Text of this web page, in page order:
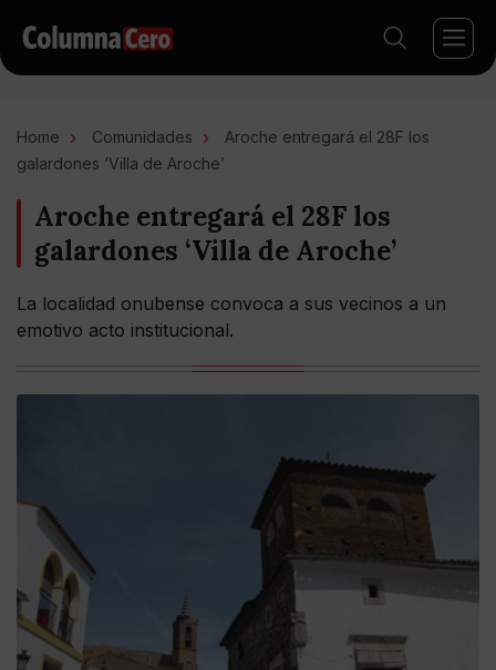
Home Comunidades
Aroche entregará el 28F los
galardones ‘Villa de Aroche’
Aroche entregará el 28F los
galardones ‘Villa de Aroche’
La localidad onubense convoca a sus vecinos a un
emotivo acto institucional.